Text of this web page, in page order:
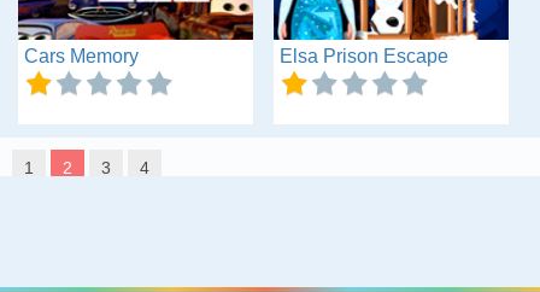
Cars Memory Elsa Prison Escape
1 2 3 4